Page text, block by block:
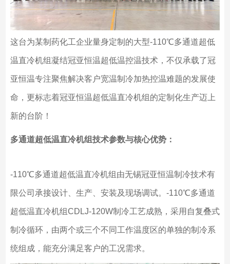
这台为某制药化工企业量身定制的大型-110℃多通道超低
温直冷机组凝结冠亚恒温超低温控温技术，不仅承载了冠
亚恒温专注聚焦解决客户宽温制冷加热控温难题的发展使
命，更标志着冠亚恒温超低温直冷机组的定制化生产迈上
新的台阶！
多通道超低温直冷机组技术参数与核心优势：
-110℃多通道超低温直冷机组由无锡冠亚恒温制冷技术有
限公司承接设计、生产、安装及现场调试。-110℃多通道
超低温直冷机组CDLJ-120W制冷工艺成熟，采用自复叠式
制冷循环，由两个或三个不同工作温度区的单独的制冷系
统组成，能充分满足客户的工况需求。